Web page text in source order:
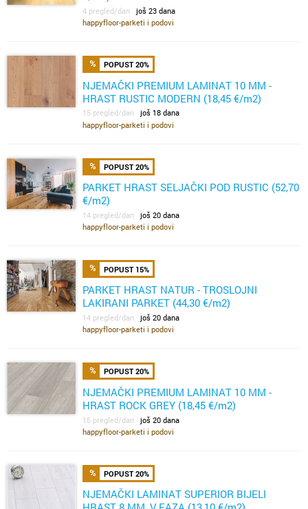
4 pregled/dan još 23 dana
happyfloor-parketi i podovi
POPUST 20%
NJEMAČKI PREMIUM LAMINAT 10 MM -
HRAST RUSTIC MODERN (18,45 €/m2)
15 pregled/dan još 18 dana
happyfloor-parketi i podovi
POPUST 20%
PARKET HRAST SELJAČKI POD RUSTIC (52,70
€/m2)
14 pregled/dan još 20 dana
happyfloor-parketi i podovi
POPUST 15%
PARKET HRAST NATUR - TROSLOJNI
LAKIRANI PARKET (44,30 €/m2)
14 pregled/dan još 20 dana
happyfloor-parketi i podovi
POPUST 20%
NJEMAČKI PREMIUM LAMINAT 10 MM -
HRAST ROCK GREY (18,45 €/m2)
15 pregled/dan još 20 dana
happyfloor-parketi i podovi
POPUST 20%
NJEMAČKI LAMINAT SUPERIOR BIJELI